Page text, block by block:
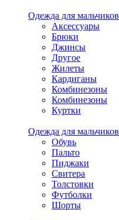
Одежда для мальчиков
Аксессуары
Брюки
Джинсы
Другое
Жилеты
Кардиганы
Комбинезоны
Комбинезоны
Куртки
Одежда для мальчиков
Обувь
Пальто
Пиджаки
Свитера
Толстовки
Футболки
Шорты